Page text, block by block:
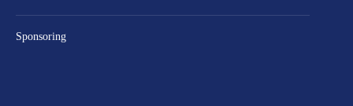
Sponsoring